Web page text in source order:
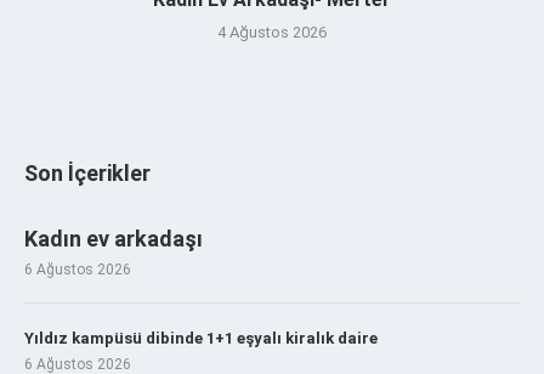
4 Ağustos 2026
Son İçerikler
Kadın ev arkadaşı
6 Ağustos 2026
Yıldız kampüsü dibinde 1+1 eşyalı kiralık daire
6 Ağustos 2026